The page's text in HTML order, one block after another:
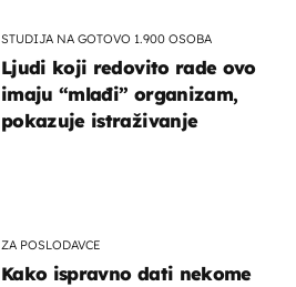
STUDIJA NA GOTOVO 1.900 OSOBA
Ljudi koji redovito rade ovo
imaju “mlađi” organizam,
pokazuje istraživanje
ZA POSLODAVCE
Kako ispravno dati nekome